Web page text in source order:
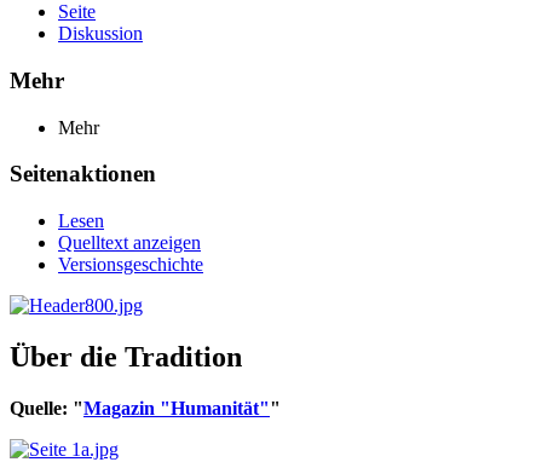
Seite
Diskussion
Mehr
Mehr
Seitenaktionen
Lesen
Quelltext anzeigen
Versionsgeschichte
Über die Tradition
Quelle: "Magazin "Humanität""